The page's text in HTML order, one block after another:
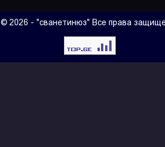
© 2026 - "сванетинюз" Все права